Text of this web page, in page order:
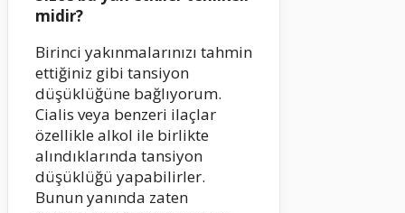
midir?
Birinci yakınmalarınızı tahmin
ettiğiniz gibi tansiyon
düşüklüğüne bağlıyorum.
Cialis veya benzeri ilaçlar
özellikle alkol ile birlikte
alındıklarında tansiyon
düşüklüğü yapabilirler.
Bunun yanında zaten